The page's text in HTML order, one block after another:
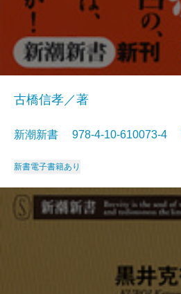
古橋信孝／著
新潮新書 978-4-10-610073-4
新書電子書籍あり